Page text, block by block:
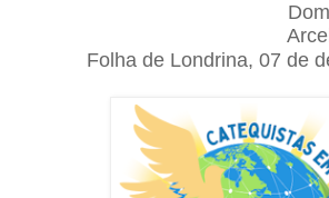
Folha de Londrina, 07 de